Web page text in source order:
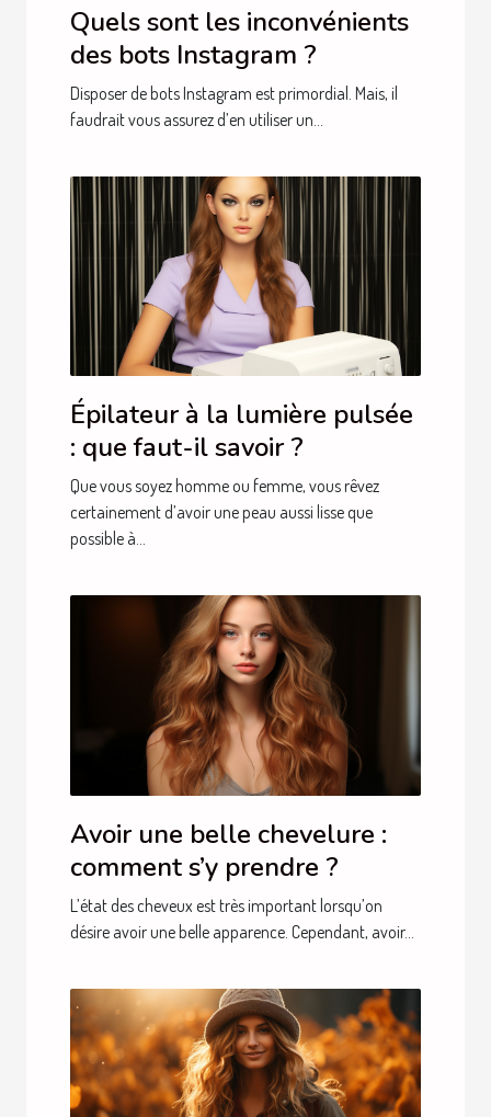
Quels sont les inconvénients
des bots Instagram ?
Disposer de bots Instagram est primordial. Mais, il
faudrait vous assurez d’en utiliser un...
Épilateur à la lumière pulsée
: que faut-il savoir ?
Que vous soyez homme ou femme, vous rêvez
certainement d’avoir une peau aussi lisse que
possible à...
Avoir une belle chevelure :
comment s’y prendre ?
L’état des cheveux est très important lorsqu’on
désire avoir une belle apparence. Cependant, avoir...